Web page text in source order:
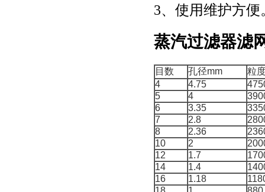
3、使用维护方
蒸汽过滤器滤
目数 孔径mm
粒
4
4.75
5
4
6
3.35
7
2.8
8
2.36
10
2
12
1.7
14
1.4
16
1.18